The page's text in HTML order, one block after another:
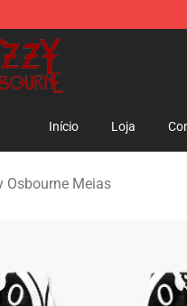
Osbourne Merchandise
Início Loja
Osbourne Meias